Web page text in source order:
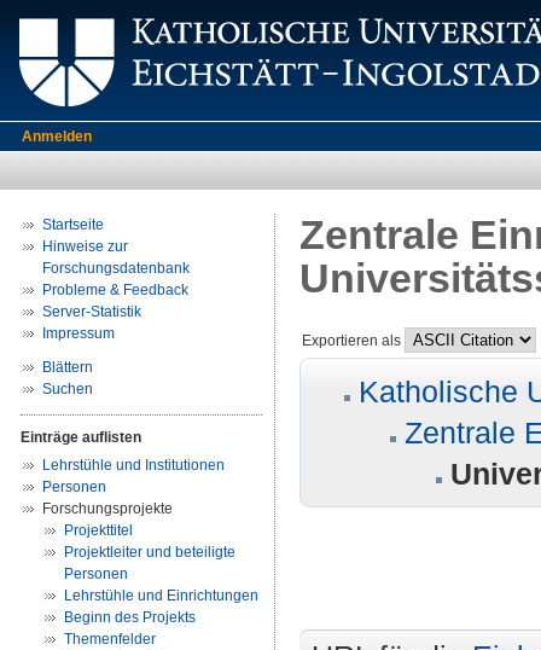
Anmelden
Startseite
Hinweise zur
Forschungsdatenbank
Probleme & Feedback
Server-Statistik
Impressum
Blättern
Suchen
Einträge auflisten
Lehrstühle und Institutionen
Personen
Forschungsprojekte
Projekttitel
Projektleiter und beteiligte
Personen
Lehrstühle und Einrichtungen
Beginn des Projekts
Themenfelder
Zentrale
Exportieren als
Katholische
Zentrale